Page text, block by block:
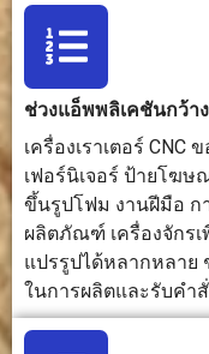
ความ
ยืดหยุ่นใน
การ
เรียบ
การเ
แกะ
การ
สาม
การใช้
เครื่องมือ
ใช้ด
ช่วงแอ็พพลิเคชันกว้าง
เครื่องเราเตอร์ CNC
เฟอร์นิเจอร์ ป้ายโฆษ
ขึ้นรูปโฟม งานฝีมือ
ผลิตภัณฑ์ เครื่องจักรเ
แปรรูปได้หลากหลาย
ในการผลิตและรับคำ